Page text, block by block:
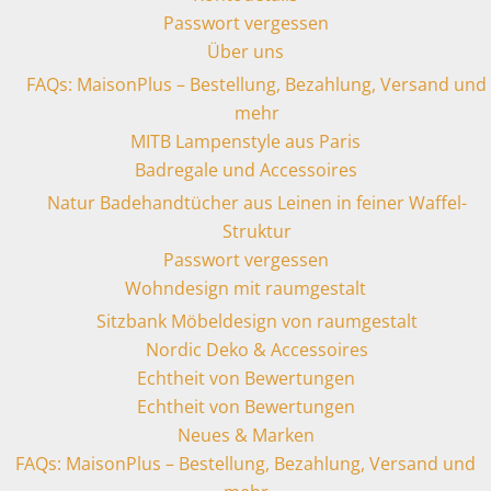
Passwort vergessen
Über uns
FAQs: MaisonPlus – Bestellung, Bezahlung, Versand und
mehr
MITB Lampenstyle aus Paris
Badregale und Accessoires
Natur Badehandtücher aus Leinen in feiner Waffel-
Struktur
Passwort vergessen
Wohndesign mit raumgestalt
Sitzbank Möbeldesign von raumgestalt
Nordic Deko & Accessoires
Echtheit von Bewertungen
Echtheit von Bewertungen
Neues & Marken
FAQs: MaisonPlus – Bestellung, Bezahlung, Versand und